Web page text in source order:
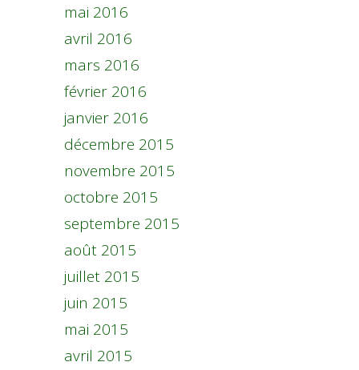
mai 2016
avril 2016
mars 2016
février 2016
janvier 2016
décembre 2015
novembre 2015
octobre 2015
septembre 2015
août 2015
juillet 2015
juin 2015
mai 2015
avril 2015